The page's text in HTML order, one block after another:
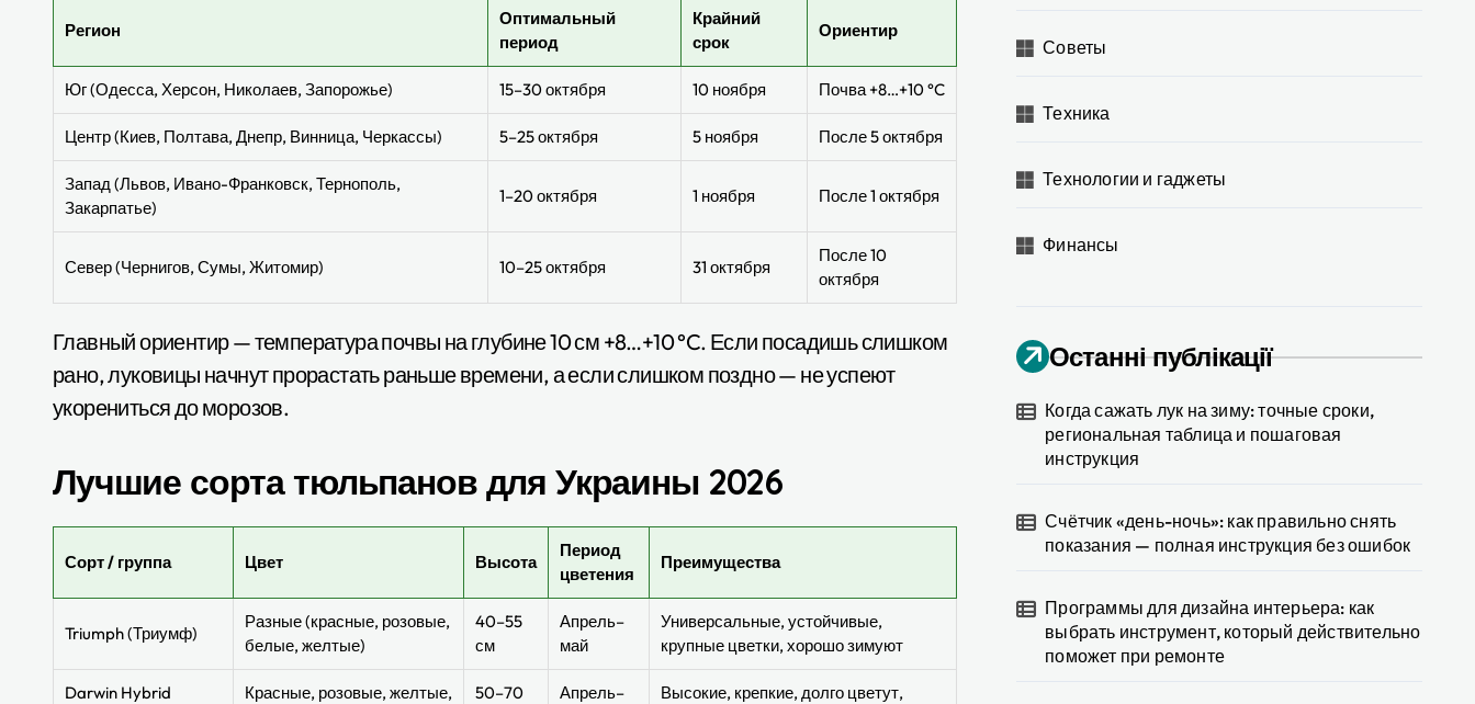
Регион
Оптимальный
период
Крайний
срок
Ориентир
Юг (Одесса, Херсон, Николаев, Запорожье) 15–30 октября 10 ноября Почва +8…+10 °C
Центр (Киев, Полтава, Днепр, Винница, Черкассы) 5–25 октября 5 ноября После 5 октября
Запад (Львов, Ивано-Франковск, Тернополь,
Закарпатье)
1–20 октября 1 ноября После 1 октября
Север (Чернигов, Сумы, Житомир) 10–25 октября 31 октября
После 10
октября
Главный ориентир — температура почвы на глубине 10 см +8…+10 °C. Если посадишь слишком
рано, луковицы начнут прорастать раньше времени, а если слишком поздно — не успеют
укорениться до морозов.
Лучшие сорта тюльпанов для Украины 2026
Сорт / группа Цвет Высота
Период
цветения
Преимущества
Triumph (Триумф)
Разные (красные, розовые,
белые, желтые)
40–55
см
Апрель–
май
Универсальные, устойчивые,
крупные цветки, хорошо зимуют
Darwin Hybrid
Красные, розовые, желтые,
50–70
Апрель–
Высокие, крепкие, долго цветут,
Советы
Техника
Технологии и гаджеты
Финансы
Останні публікації
Когда сажать лук на зиму: точные сроки,
региональная таблица и пошаговая
инструкция
Счётчик «день-ночь»: как правильно снять
показания — полная инструкция без ошибок
Программы для дизайна интерьера: как
выбрать инструмент, который действительно
поможет при ремонте